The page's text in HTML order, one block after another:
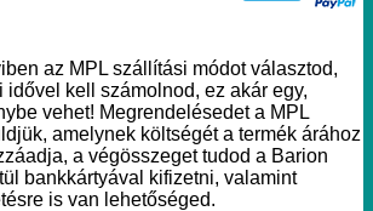
az MPL szállítási módot választod,
idővel kell számolnod, ez akár egy,
vehet! Megrendelésedet a MPL
amelynek költségét a termék árához
a végösszeget tudod a Barion
bankkártyával kifizetni, valamint
is van lehetőséged.